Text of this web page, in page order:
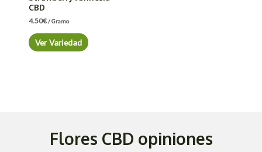
CBD
4.50€/ Gramo
Ver Variedad
Flores CBD opiniones